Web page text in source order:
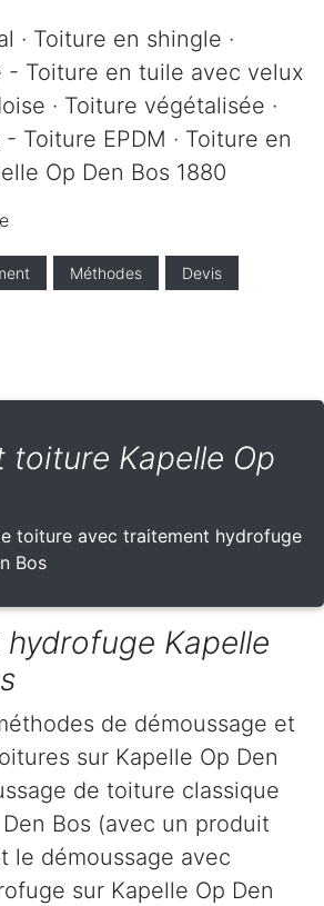
· Toiture en shingle ·
- Toiture en tuile avec velux
· Toiture végétalisée ·
Toiture EPDM · Toiture en
Op Den Bos 1880
Méthodes Devis
toiture Kapelle Op
toiture avec traitement hydrofuge
Bos
Kapelle
de démoussage et
sur Kapelle Op Den
de toiture classique
Bos (avec un produit
le démoussage avec
sur Kapelle Op Den